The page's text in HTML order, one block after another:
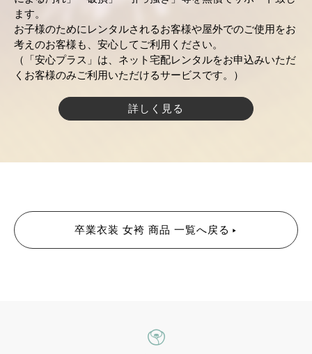
ます。
お子様のためにレンタルされるお客様や屋外でのご使用をお
考えのお客様も、安心してご利用ください。
（「安心プラス」は、ネット宅配レンタルをお申込みいただ
くお客様のみご利用いただけるサービスです。）
詳しく見る
卒業衣装 女袴 商品 一覧へ戻る